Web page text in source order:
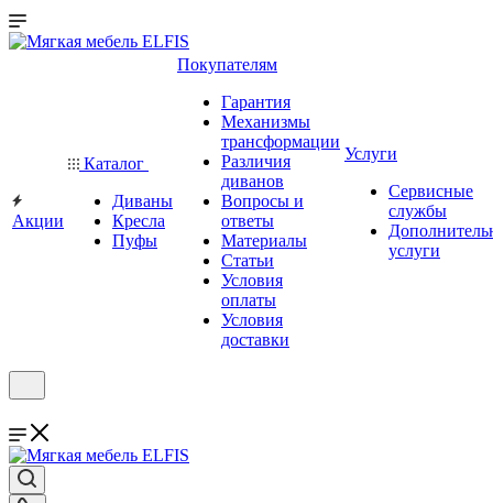
Акции
Каталог
Диваны
Кресла
Пуфы
Покупателям
Гарантия
Механизмы
трансформации
Различия
диванов
Вопросы и
ответы
Материалы
Статьи
Условия
оплаты
Условия
доставки
Услуги
Сервисные
службы
услуги